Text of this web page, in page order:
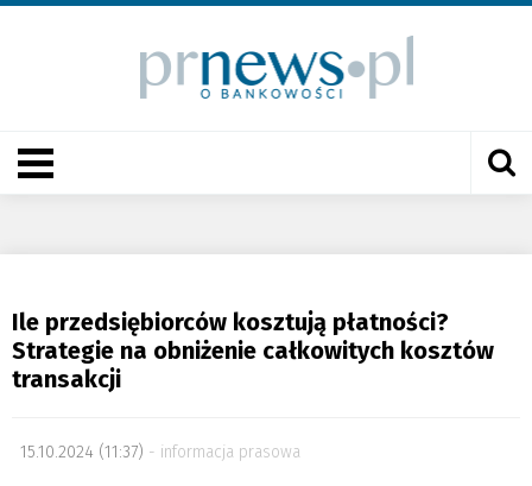
Ile przedsiębiorców kosztują płatności?
Strategie na obniżenie całkowitych kosztów
transakcji
15.10.2024 (11:37) informacja prasowa